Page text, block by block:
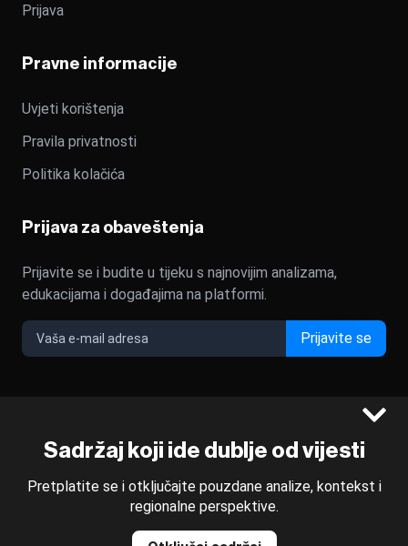
Sadržaj koji ide dublje od vijesti
Pretplatite se i otključajte pouzdane analize, kontekst i
regionalne perspektive.
Prijava
Pravne informacije
Uvjeti korištenja
Pravila privatnosti
Politika kolačića
Prijava za obaveštenja
Prijavite se i budite u tijeku s najnovijim analizama,
edukacijama i događajima na platformi.
Prijavite se
©2022 - 2026 Bloomberg L.P. All Rights Reserved. BLOOMBERG
and the BLOOMBERG logo are registered trademarks and
displayed with permission
Bloomberg Adria is a Mtel Swiss SA Property
News CMS by Cubes